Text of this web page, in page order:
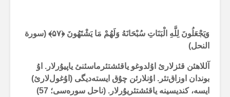
وَيَجْعَلُونَ لِلَّهِ الْبَنَاتِ سُبْحَانَهُ وَلَهُمْ مَا يَشْتَهُونَ ﴿۵۷﴾ (سورة
النحل)
آللاهئن قئزلارئ اۇلدوغو یاقئشتئرماسئنئ یاپیۇرلار. اۇ
بوندان اوزاق‌تئر. اۇنلارئن چۇق ایستەدیگی (اۇغول‌لارئ)
ایسە، کندیسینە یاقئشتئریۇرلار. (ناحل سورەسی؛ 57
)